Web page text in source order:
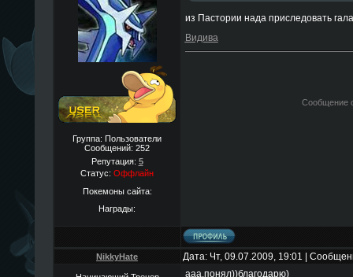
Группа: Пользователи
Сообщений: 252
Репутация: 5
Статус: Оффлайн
Покемоны сайта:
Награды:
из Пастории нада приследовать
Видива
Сообщение
NikkyHate Дата: Чт, 09.07.2009, 19:01 |
ааа,понял))благодарю)